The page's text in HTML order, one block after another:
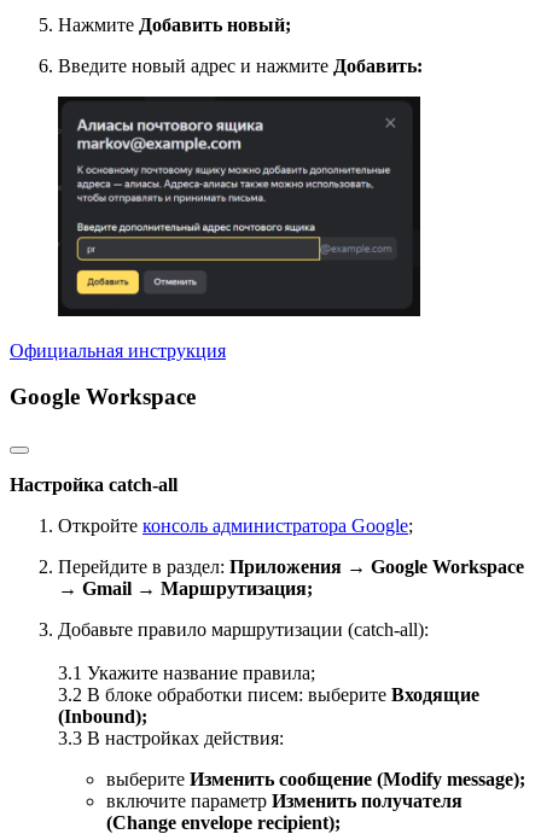
Нажмите Добавить новый;
Введите новый адрес и нажмите Добавить:
Официальная инструкция
Google Workspace
Настройка catch-all
Откройте консоль администратора Google;
Перейдите в раздел: Приложения → Google Workspace
→ Gmail → Маршрутизация;
Добавьте правило маршрутизации (catch-all):
3.1 Укажите название правила;
3.2 В блоке обработки писем: выберите Входящие
(Inbound);
3.3 В настройках действия:
выберите Изменить сообщение (Modify message);
включите параметр Изменить получателя
(Change envelope recipient);